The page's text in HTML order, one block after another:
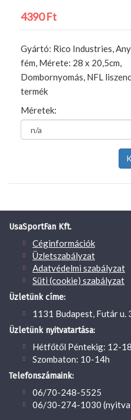
4390 Ft
Gyártó: Rico Industries,
fém, Mérete: 28 x 20,5cm,
Dombornyomás, NFL
termék
Méretek:
UsaSportFan Kft.
Céginformációk
Üzletszabályzat
Adatvédelmi szabályzat
Süti (cookie) szabályzat
Üzletünk címe:
1131 Budapest, Futár u.
Üzletünk nyitvatartása:
Hétfőtől Péntekig: 12-
Szombaton: 10-14h
Telefonszámaink:
06/70-248-5525
06/30-274-1030